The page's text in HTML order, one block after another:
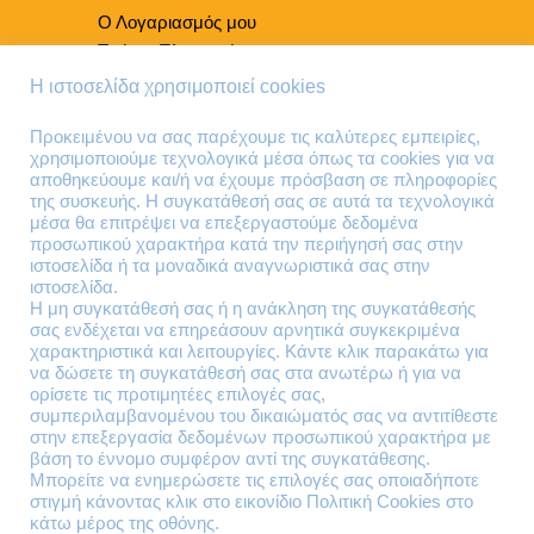
Ο Λογαριασμός μου
Τρόποι Πληρωμής
Τρόποι Παράδοσης
Τηλέφωνα Επικοινωνίας
210 41 13 636
210 41 13 280
Διεύθυνση
Θηβών 220
Άγιος Ιωάννης
Ρέντης
Τ.Κ. 182 33
Email
contact@lazarakis.gr
Η ιστοσελίδα χρησιμοποιεί cookies
Προκειμένου να σας παρέχουμε τις καλύτερες εμπειρίες,
χρησιμοποιούμε τεχνολογικά μέσα όπως τα cookies για να
αποθηκεύουμε και/ή να έχουμε πρόσβαση σε πληροφορίες
της συσκευής. Η συγκατάθεσή σας σε αυτά τα τεχνολογικά
μέσα θα επιτρέψει να επεξεργαστούμε δεδομένα
προσωπικού χαρακτήρα κατά την περιήγησή σας στην
ιστοσελίδα ή τα μοναδικά αναγνωριστικά σας στην
ιστοσελίδα.
Η μη συγκατάθεσή σας ή η ανάκληση της συγκατάθεσής
σας ενδέχεται να επηρεάσουν αρνητικά συγκεκριμένα
χαρακτηριστικά και λειτουργίες. Κάντε κλικ παρακάτω για
να δώσετε τη συγκατάθεσή σας στα ανωτέρω ή για να
ορίσετε τις προτιμητέες επιλογές σας,
συμπεριλαμβανομένου του δικαιώματός σας να αντιτίθεστε
στην επεξεργασία δεδομένων προσωπικού χαρακτήρα με
βάση το έννομο συμφέρον αντί της συγκατάθεσης.
Μπορείτε να ενημερώσετε τις επιλογές σας οποιαδήποτε
στιγμή κάνοντας κλικ στο εικονίδιο Πολιτική Cookies στο
κάτω μέρος της οθόνης.